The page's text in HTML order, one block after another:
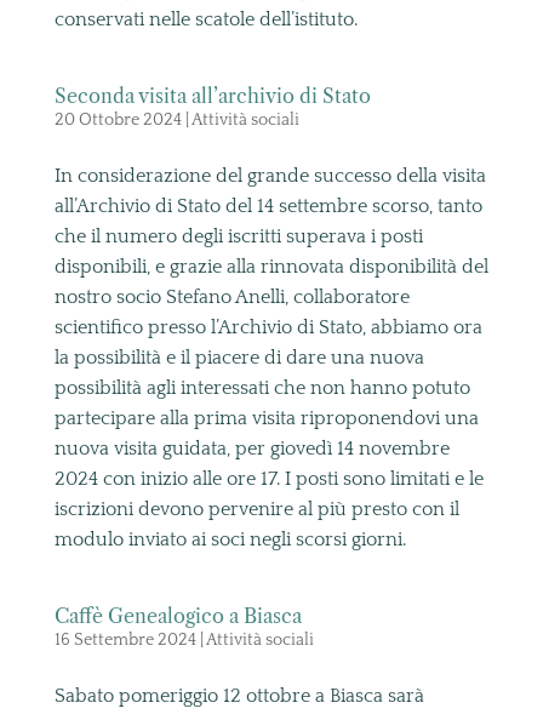
conservati nelle scatole dell’istituto.
Seconda visita all’archivio di Stato
20 Ottobre 2024| Attività sociali
In considerazione del grande successo della visita
all’Archivio di Stato del 14 settembre scorso, tanto
che il numero degli iscritti superava i posti
disponibili, e grazie alla rinnovata disponibilità del
nostro socio Stefano Anelli, collaboratore
scientifico presso l’Archivio di Stato, abbiamo ora
la possibilità e il piacere di dare una nuova
possibilità agli interessati che non hanno potuto
partecipare alla prima visita riproponendovi una
nuova visita guidata, per giovedì 14 novembre
2024 con inizio alle ore 17. I posti sono limitati e le
iscrizioni devono pervenire al più presto con il
modulo inviato ai soci negli scorsi giorni.
Caffè Genealogico a Biasca
16 Settembre 2024| Attività sociali
Sabato pomeriggio 12 ottobre a Biasca sarà